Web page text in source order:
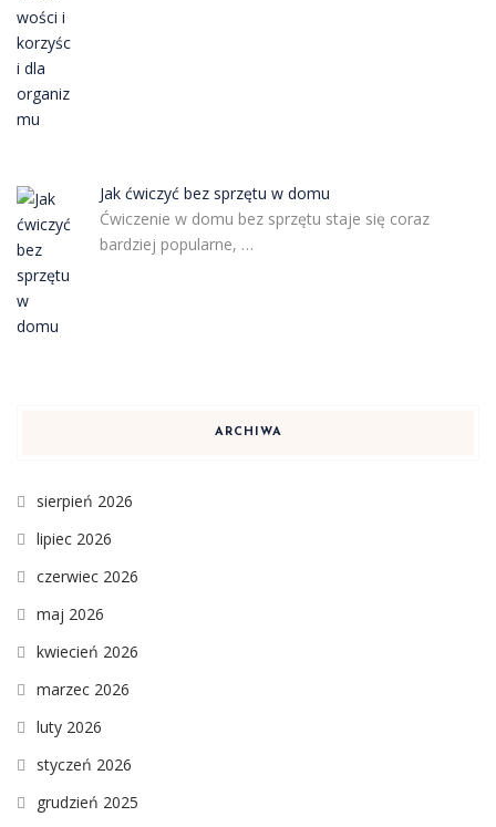
Jak ćwiczyć bez sprzętu w domu
Ćwiczenie w domu bez sprzętu staje się coraz
bardziej popularne, …
ARCHIWA
sierpień 2026
lipiec 2026
czerwiec 2026
maj 2026
kwiecień 2026
marzec 2026
luty 2026
styczeń 2026
grudzień 2025